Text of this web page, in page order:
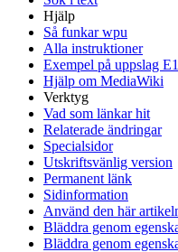
Hjälp
Så funkar wpu
Alla instruktioner
Exempel på uppslag
Hjälp om MediaWiki
Verktyg
Vad som länkar hit
Relaterade ändringar
Specialsidor
Utskriftsvänlig version
Permanent länk
Sidinformation
Använd den här
Bläddra genom
Bläddra genom